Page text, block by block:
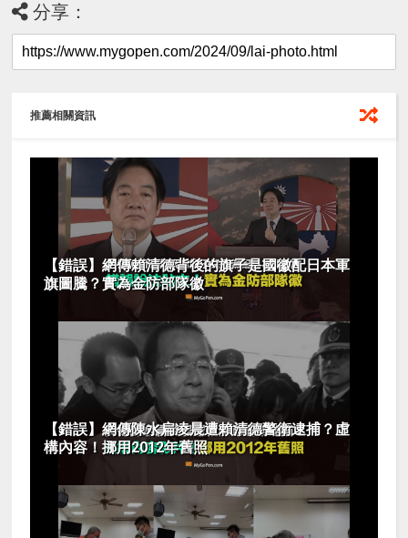
分享：
推薦相關資訊
【錯誤】網傳賴清德背後的旗子是國徽配日本軍
旗圖騰？實為金防部隊徽
【錯誤】網傳陳水扁凌晨遭賴清德警衛逮捕？虛
構內容！挪用2012年舊照